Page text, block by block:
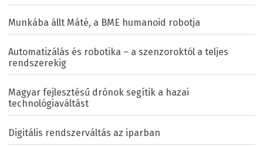
Munkába állt Máté, a BME humanoid robotja
Automatizálás és robotika – a szenzoroktól a teljes
rendszerekig
Magyar fejlesztésű drónok segítik a hazai
technológiaváltást
Digitális rendszerváltás az iparban